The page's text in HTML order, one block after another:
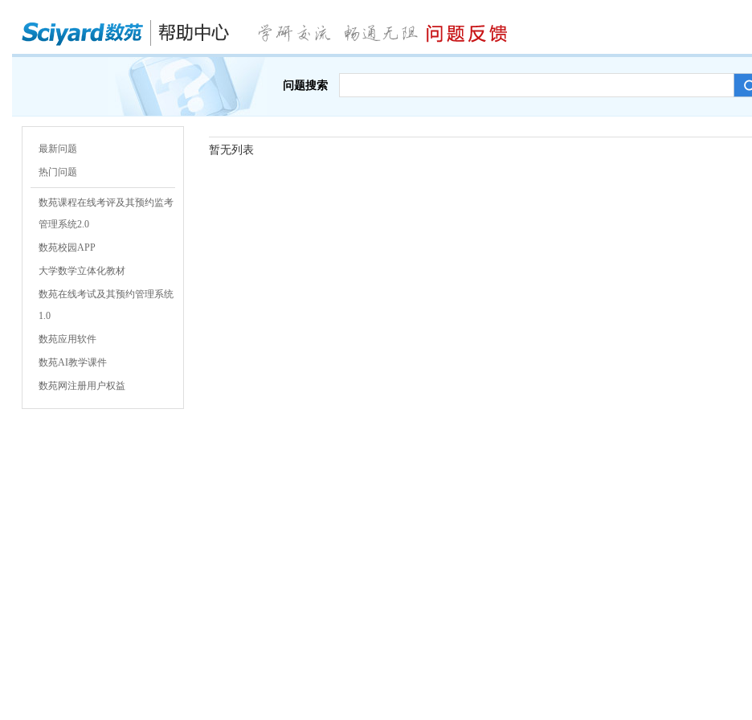
问题搜索
最新问题
热门问题
数苑课程在线考评及其预约监考
管理系统2.0
数苑校园APP
大学数学立体化教材
数苑在线考试及其预约管理系统
1.0
数苑应用软件
数苑AI教学课件
数苑网注册用户权益
暂无列表